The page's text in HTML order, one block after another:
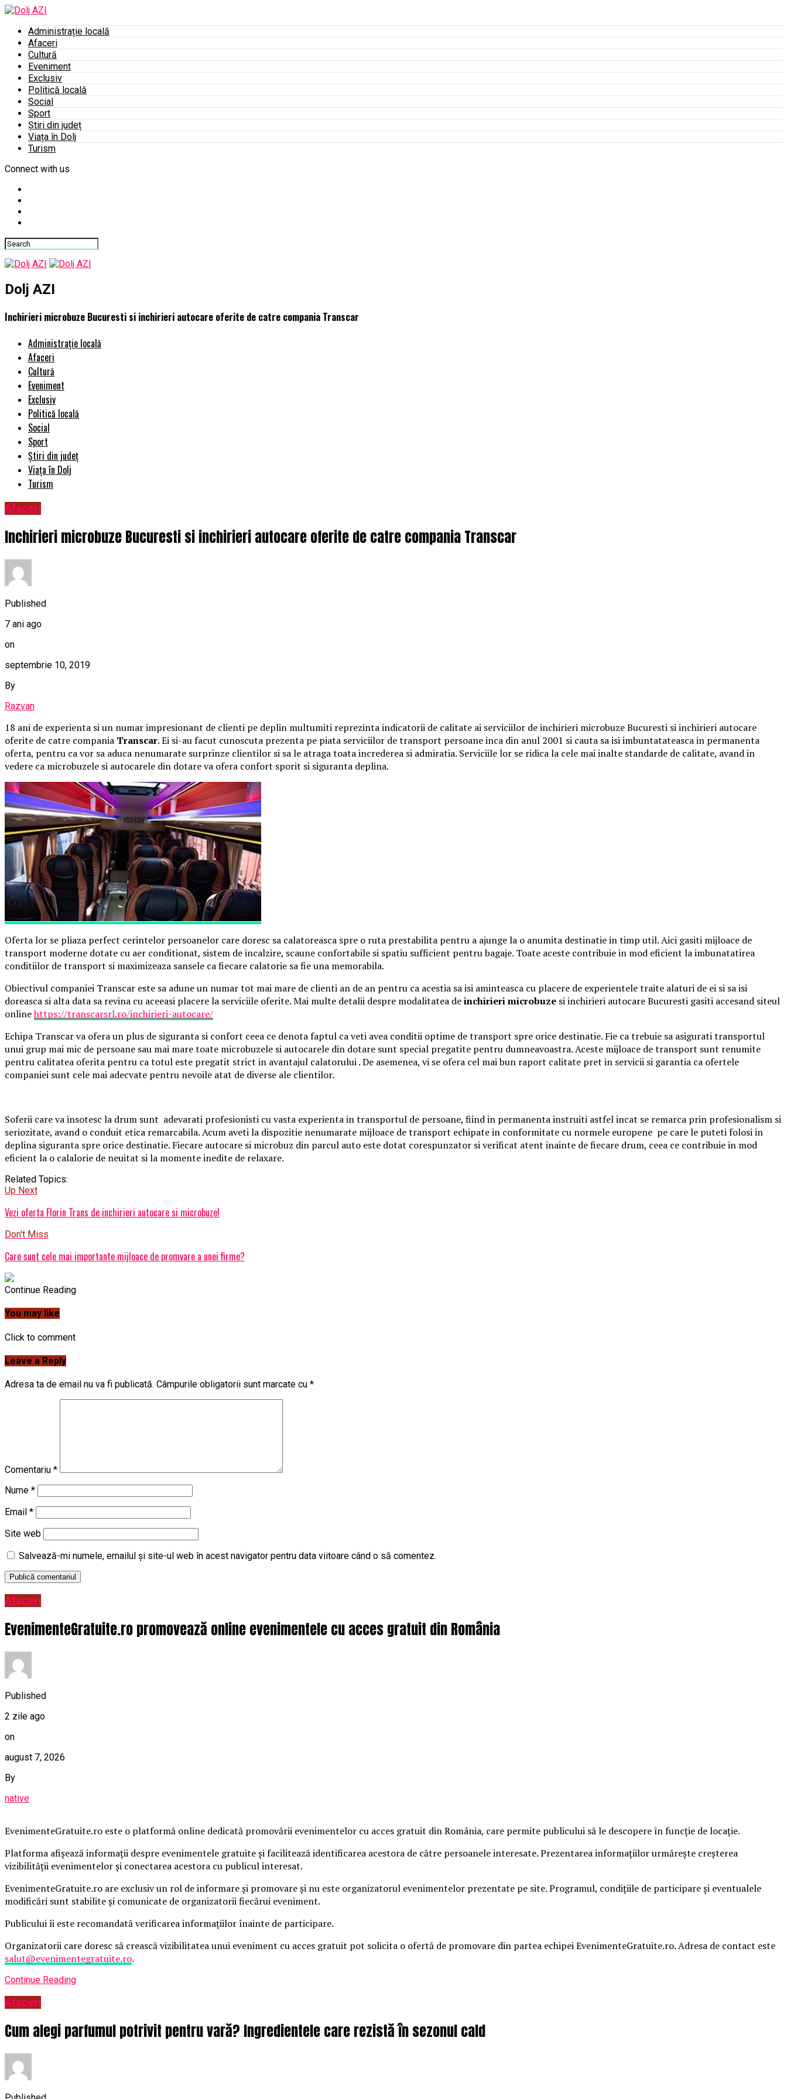
Administrație locală
Afaceri
Cultură
Eveniment
Exclusiv
Politică locală
Social
Sport
Știri din județ
Viața în Dolj
Turism
Connect with us
Dolj AZI
Inchirieri microbuze Bucuresti si inchirieri autocare oferite de catre compania Transcar
Administrație locală
Afaceri
Cultură
Eveniment
Exclusiv
Politică locală
Social
Sport
Știri din județ
Viața în Dolj
Turism
Afaceri
Inchirieri microbuze Bucuresti si inchirieri autocare oferite de catre compania Transcar
Published
7 ani ago
on
septembrie 10, 2019
By
Razvan
18 ani de experienta si un numar impresionant de clienti pe deplin multumiti reprezinta indicatorii de calitate ai serviciilor deinchirieri microbuze Bucuresti si inchirieri autocare
oferite de catre compania Transcar. Ei si-au facut cunoscuta prezenta pe piata serviciilor de transport persoane inca din anul 2001 si cauta sa isi imbuntatateasca in permanenta
oferta, pentru ca vor sa aduca nenumarate surprinze clientilor si sa le atraga toata increderea si admiratia. Serviciile lor se ridica la cele mai inalte standarde de calitate, avand in
vedere ca microbuzele si autocarele din dotare va ofera confort sporit si siguranta deplina.
Oferta lor se pliaza perfect cerintelor persoanelor care doresc sa calatoreasca spre o ruta prestabilita pentru a ajunge la o anumita destinatie in timp util. Aici gasiti mijloace de
transport moderne dotate cu aer conditionat, sistem de incalzire, scaune confortabile si spatiu sufficient pentru bagaje. Toate aceste contribuie in mod eficient la imbunatatirea
conditiilor de transport si maximizeaza sansele ca fiecare calatorie sa fie una memorabila.
Obiectivul companiei Transcar este sa adune un numar tot mai mare de clienti an de an pentru ca acestia sa isi aminteasca cu placere de experientele traite alaturi de ei si sa isi
doreasca si alta data sa revina cu aceeasi placere la serviciile oferite. Mai multe detalii despre modalitatea deinchirieri microbuze siinchirieri autocare Bucuresti gasiti accesand siteul
onlinehttps://transcarsrl.ro/inchirieri-autocare/
Echipa Transcar va ofera un plus de siguranta si confort ceea ce denota faptul ca veti avea conditii optime de transport spre orice destinatie. Fie ca trebuie sa asigurati transportul
unui grup mai mic de persoane sau mai mare toate microbuzele si autocarele din dotare sunt special pregatite pentru dumneavoastra. Aceste mijloace de transport sunt renumite
pentru calitatea oferita pentru ca totul este pregatit strict in avantajul calatorului . De asemenea, vi se ofera cel mai bun raport calitate pret in servicii si garantia ca ofertele
companiei sunt cele mai adecvate pentru nevoile atat de diverse ale clientilor.
Soferii care va insotesc la drum sunt adevarati profesionisti cu vasta experienta in transportul de persoane, fiind in permanenta instruiti astfel incat se remarca prin profesionalism si
seriozitate, avand o conduit etica remarcabila. Acum aveti la dispozitie nenumarate mijloace de transport echipate in conformitate cu normele europene pe care le puteti folosi in
deplina siguranta spre orice destinatie. Fiecare autocare si microbuz din parcul auto este dotat corespunzator si verificat atent inainte de fiecare drum, ceea ce contribuie in mod
eficient la o calalorie de neuitat si la momente inedite de relaxare.
Related Topics:
Up Next
Vezi oferta Florin Trans de inchirieri autocare si microbuze!
Don't Miss
Care sunt cele mai importante mijloace de promvare a unei firme?
Continue Reading
You may like
Click to comment
Leave a Reply
Adresa ta de email nu va fi publicată. Câmpurile obligatorii sunt marcate cu *
Comentariu *
Nume *
Email *
Site web
Salvează-mi numele, emailul și site-ul web în acest navigator pentru data viitoare când o să comentez.
Afaceri
EvenimenteGratuite.ro promovează online evenimentele cu acces gratuit din România
Published
2 zile ago
on
august 7, 2026
By
native
EvenimenteGratuite.ro este o platformă online dedicată promovării evenimentelor cu acces gratuit din România, care permite publicului să le descopere în funcție de locație.
Platforma afișează informații despre evenimentele gratuite și facilitează identificarea acestora de către persoanele interesate. Prezentarea informațiilor urmărește creșterea
vizibilității evenimentelor și conectarea acestora cu publicul interesat.
EvenimenteGratuite.ro are exclusiv un rol de informare și promovare și nu este organizatorul evenimentelor prezentate pe site. Programul, condițiile de participare și eventualele
modificări sunt stabilite și comunicate de organizatorii fiecărui eveniment.
Publicului îi este recomandată verificarea informațiilor înainte de participare.
Organizatorii care doresc să crească vizibilitatea unui eveniment cu acces gratuit pot solicita o ofertă de promovare din partea echipei EvenimenteGratuite.ro. Adresa de contact este
salut@evenimentegratuite.ro.
Continue Reading
Afaceri
Cum alegi parfumul potrivit pentru vară? Ingredientele care rezistă în sezonul cald